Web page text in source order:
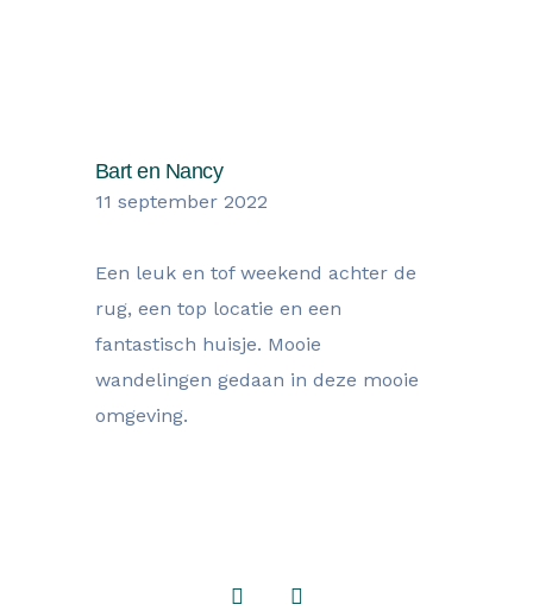
Bart en Nancy
11 september 2022
Een leuk en tof weekend achter de
rug, een top locatie en een
fantastisch huisje. Mooie
wandelingen gedaan in deze mooie
omgeving.